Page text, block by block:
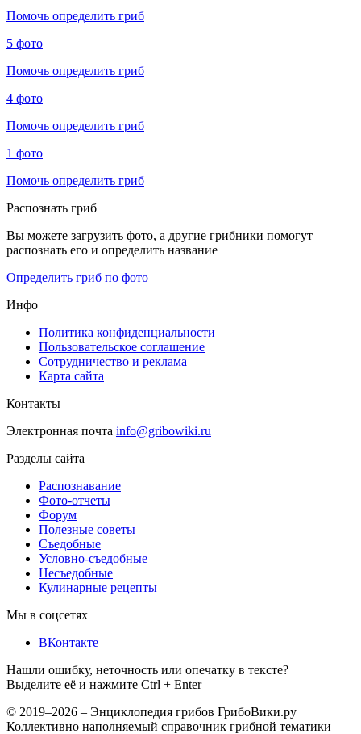
Помочь определить гриб
5 фото
Помочь определить гриб
4 фото
Помочь определить гриб
1 фото
Помочь определить гриб
Распознать гриб
Вы можете загрузить фото, а другие грибники помогут
распознать его и определить название
Определить гриб по фото
Инфо
Политика конфиденциальности
Пользовательское соглашение
Сотрудничество и реклама
Карта сайта
Контакты
Электронная почта info@gribowiki.ru
Разделы сайта
Распознавание
Фото-отчеты
Форум
Полезные советы
Съедобные
Условно-съедобные
Несъедобные
Кулинарные рецепты
Мы в соцсетях
ВКонтакте
Нашли ошибку, неточность или опечатку в тексте?
Выделите её и нажмите Ctrl + Enter
© 2019–2026 – Энциклопедия грибов ГрибоВики.ру
Коллективно наполняемый справочник грибной тематики